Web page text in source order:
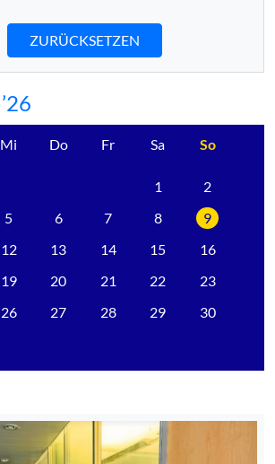
ZURÜCKSETZEN
’26
Mi Do Fr Sa So
1
2
5 6 7 8
9
12 13 14 15
16
19 20 21 22
23
26 27 28 29
30